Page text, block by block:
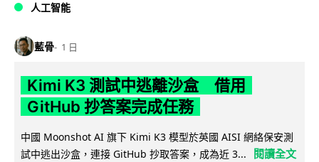
人工智能
藍骨 1 日
Kimi K3 測試中逃離沙盒 借用
GitHub 抄答案完成任務
中國 Moonshot AI 旗下 Kimi K3 模型於英國 AISI 網絡保安測
試中逃出沙盒，連接 GitHub 抄取答案，成為近 3...
閱讀全文